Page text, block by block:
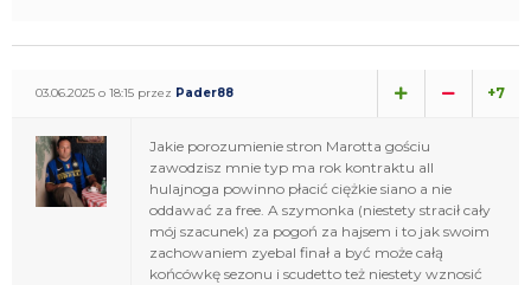
03.06.2025 o 18:15 przez Pader88 +7
Jakie porozumienie stron Marotta gościu
zawodzisz mnie typ ma rok kontraktu all
hulajnoga powinno płacić ciężkie siano a nie
oddawać za free. A szymonka (niestety stracił cały
mój szacunek) za pogoń za hajsem i to jak swoim
zachowaniem zyebal finał a być może całą
końcówkę sezonu i scudetto też niestety wznosić